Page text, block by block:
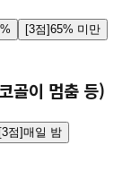
[3점]65% 미만
골이 멈춤 등)
[3점]매일 밤